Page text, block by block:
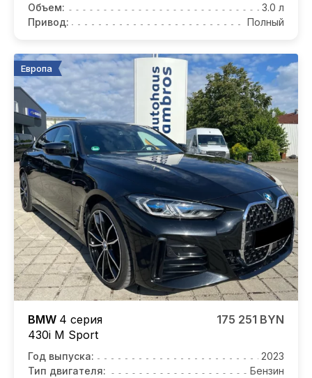
Объем:
3.0 л
Привод:
Полный
Европа
BMW 4 серия
430i M Sport
175 251 BYN
Год выпуска:
2023
Тип двигателя:
Бензин